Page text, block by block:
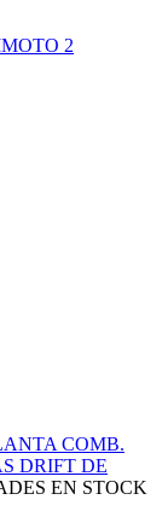
2
COMB.
DRIFT DE
EN STOCK